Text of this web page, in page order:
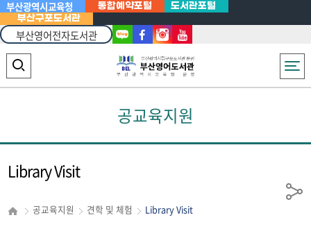
Powered
by
부산광역시교육청 통합예약포털
도서관포털
부산구포도서관
부산영어전자도서관
전체메뉴
검
색
역
열
공교육지원
Library Visit
공교육지원 견학 및 체험 Library Visit
공